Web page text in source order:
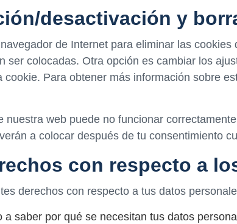
desactivación y
de Internet para eliminar las
ser colocadas. Otra opción es cambiar los
cookie. Para obtener más información sobre
nuestra web puede no funcionar
a colocar después de tu consentimiento
con respecto a
derechos con respecto a tus datos
a saber por qué se necesitan tus datos